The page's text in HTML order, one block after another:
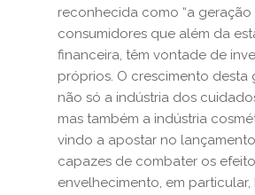
reconhecida como “a geração
consumidores que além da
financeira, têm vontade de
próprios. O crescimento desta
não só a indústria dos
mas também a indústria
vindo a apostar no
capazes de combater os
envelhecimento, em particular,